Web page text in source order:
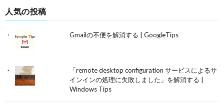
人気の投稿
Gmailの不便を解消する | GoogleTips
「remote desktop configuration サービスによるサ
インインの処理に失敗しました」を解消する |
Windows Tips